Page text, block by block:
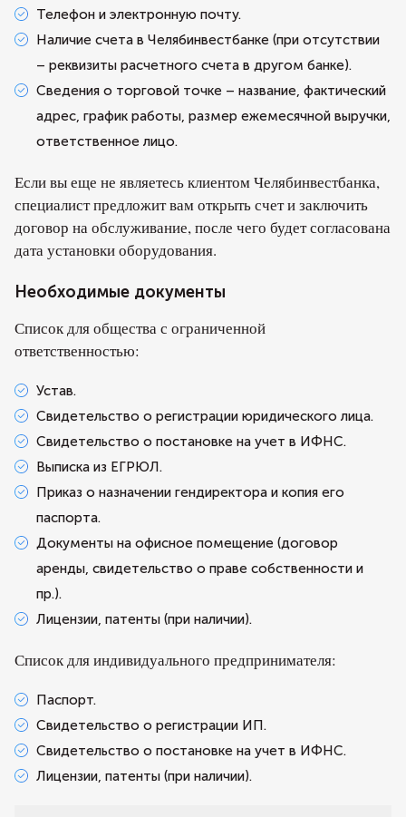
Телефон и электронную почту.
Наличие счета в Челябинвестбанке (при отсутствии
– реквизиты расчетного счета в другом банке).
Сведения о торговой точке – название, фактический
адрес, график работы, размер ежемесячной выручки,
ответственное лицо.
Если вы еще не являетесь клиентом Челябинвестбанка,
специалист предложит вам открыть счет и заключить
договор на обслуживание, после чего будет согласована
дата установки оборудования.
Необходимые документы
Список для общества с ограниченной
ответственностью:
Устав.
Свидетельство о регистрации юридического лица.
Свидетельство о постановке на учет в ИФНС.
Выписка из ЕГРЮЛ.
Приказ о назначении гендиректора и копия его
паспорта.
Документы на офисное помещение (договор
аренды, свидетельство о праве собственности и
пр.).
Лицензии, патенты (при наличии).
Список для индивидуального предпринимателя:
Паспорт.
Свидетельство о регистрации ИП.
Свидетельство о постановке на учет в ИФНС.
Лицензии, патенты (при наличии).